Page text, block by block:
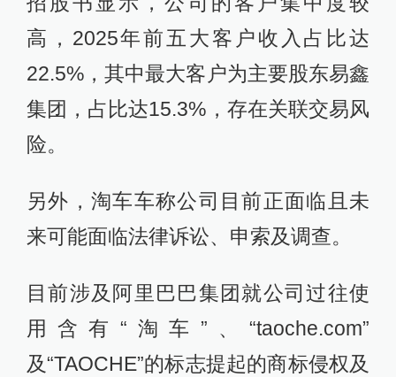
高，2025年前五大客户收入占比达
22.5%，其中最大客户为主要股东易鑫
集团，占比达15.3%，存在关联交易风
险。
另外，淘车车称公司目前正面临且未
来可能面临法律诉讼、申索及调查。
目前涉及阿里巴巴集团就公司过往使
用含有“淘车”、“taoche.com”
及“TAOCHE”的标志提起的商标侵权及